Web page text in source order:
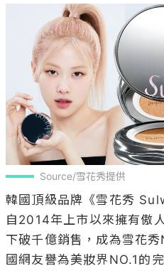
Source/雪花秀提供
韓國頂級品牌《雪花秀
自2014年上市以來擁有傲
下破千億銷售，成為雪花
國網友譽為美妝界NO.1的